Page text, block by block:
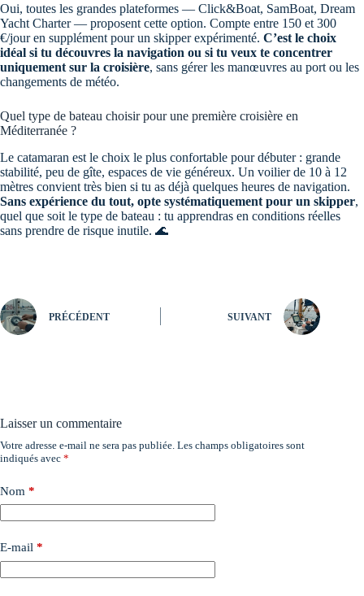
Oui, toutes les grandes plateformes — Click&Boat, SamBoat, Dream
Yacht Charter — proposent cette option. Compte entre 150 et 300
€/jour en supplément pour un skipper expérimenté. C’est le choix
idéal si tu découvres la navigation ou si tu veux te concentrer
uniquement sur la croisière, sans gérer les manœuvres au port ou les
changements de météo.
Quel type de bateau choisir pour une première croisière en
Méditerranée ?
Le catamaran est le choix le plus confortable pour débuter : grande
stabilité, peu de gîte, espaces de vie généreux. Un voilier de 10 à 12
mètres convient très bien si tu as déjà quelques heures de navigation.
Sans expérience du tout, opte systématiquement pour un skipper,
quel que soit le type de bateau : tu apprendras en conditions réelles
sans prendre de risque inutile. 🌊
PRÉCÉDENT SUIVANT
Laisser un commentaire
Votre adresse e-mail ne sera pas publiée. Les champs obligatoires sont
indiqués avec *
Nom *
E-mail *